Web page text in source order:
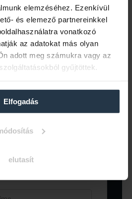
elemzéséhez. Ezenkívül
és elemező partnereinkkel
vonatkozó
az adatokat más olyan
adott meg számukra vagy az
gyűjtöttek.
Elfogadás
elutasít
kérjük töltse ki
vagy keressen